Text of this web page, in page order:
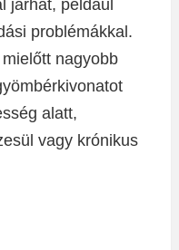
járhat, például
problémákkal.
nagyobb
alatt,
vagy krónikus